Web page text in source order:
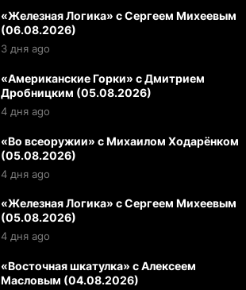
«Железная Логика» с Сергеем Михеевым
(06.08.2026)
3 дня ago
«Американские Горки» с Дмитрием
Дробницким (05.08.2026)
4 дня ago
«Во всеоружии» с Михаилом Ходарёнком
(05.08.2026)
4 дня ago
«Железная Логика» с Сергеем Михеевым
(05.08.2026)
4 дня ago
«Восточная шкатулка» с Алексеем
Масловым (04.08.2026)